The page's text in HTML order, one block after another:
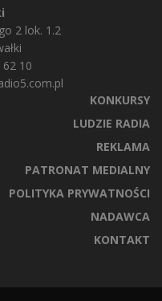
2 lok. 1.2
10
KONKURSY
LUDZIE RADIA
REKLAMA
PATRONAT MEDIALNY
POLITYKA PRYWATNOŚCI
NADAWCA
KONTAKT